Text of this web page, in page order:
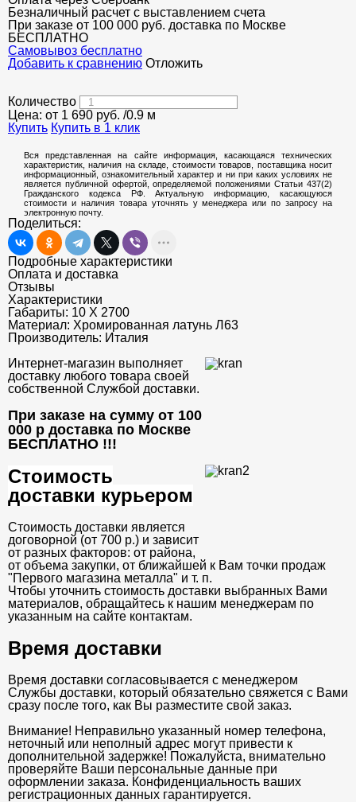
Безналичный расчет с выставлением счета
При заказе от 100 000 руб. доставка по Москве
БЕСПЛАТНО
Cамовывоз бесплатно
Добавить к сравнению Отложить
Количество
Цена: от 1 690 руб. /0.9 м
Купить Купить в 1 клик
Вся представленная на сайте информация, касающаяся технических
характеристик, наличия на складе, стоимости товаров, поставщика носит
информационный, ознакомительный характер и ни при каких условиях не
является публичной офертой, определяемой положениями Статьи 437(2)
Гражданского кодекса РФ. Актуальную информацию, касающуюся
стоимости и наличия товара уточнять у менеджера или по запросу на
электронную почту.
Поделиться:
Подробные характеристики
Оплата и доставка
Отзывы
Характеристики
Габариты: 10 Х 2700
Материал: Хромированная латунь Л63
Производитель: Италия
Интернет-магазин выполняет
доставку любого товара своей
собственной Службой доставки.
При заказе на сумму от 100
000 р доставка по Москве
БЕСПЛАТНО !!!
Стоимость
доставки курьером
Стоимость доставки является
договорной (от 700 р.) и зависит
от разных факторов: от района,
от объема закупки, от ближайшей к Вам точки продаж
"Первого магазина металла" и т. п.
Чтобы уточнить стоимость доставки выбранных Вами
материалов, обращайтесь к нашим менеджерам по
указанным на сайте контактам.
Время доставки
Время доставки согласовывается с менеджером
Службы доставки, который обязательно свяжется с Вами
сразу после того, как Вы разместите свой заказ.
Внимание! Неправильно указанный номер телефона,
неточный или неполный адрес могут привести к
дополнительной задержке! Пожалуйста, внимательно
проверяйте Ваши персональные данные при
оформлении заказа. Конфиденциальность ваших
регистрационных данных гарантируется.